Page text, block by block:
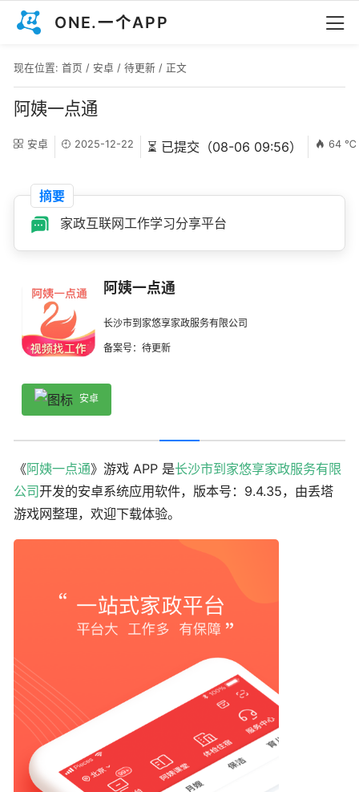
ONE.一个APP
现在位置: 首页 / 安卓 / 待更新 / 正文
阿姨一点通
安卓 2025-12-22 ⏳ 已提交（08-06 09:56） 64 ℃
摘要
家政互联网工作学习分享平台
阿姨一点通
长沙市到家悠享家政服务有限公司
备案号：待更新
安卓
《阿姨一点通》游戏 APP 是长沙市到家悠享家政服务有限
公司开发的安卓系统应用软件，版本号：9.4.35，由丢塔
游戏网整理，欢迎下载体验。